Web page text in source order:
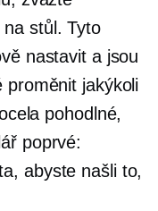
stůl. Tyto
nastavit a jsou
jakýkoli
pohodlné,
poprvé:
abyste našli to,